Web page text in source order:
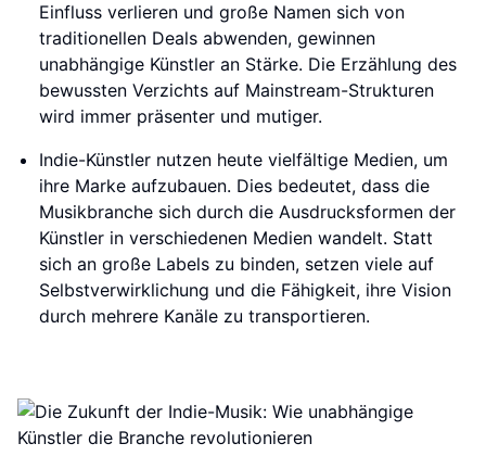
Einfluss verlieren und große Namen sich von
traditionellen Deals abwenden, gewinnen
unabhängige Künstler an Stärke. Die Erzählung des
bewussten Verzichts auf Mainstream-Strukturen
wird immer präsenter und mutiger.
Indie-Künstler nutzen heute vielfältige Medien, um
ihre Marke aufzubauen. Dies bedeutet, dass die
Musikbranche sich durch die Ausdrucksformen der
Künstler in verschiedenen Medien wandelt. Statt
sich an große Labels zu binden, setzen viele auf
Selbstverwirklichung und die Fähigkeit, ihre Vision
durch mehrere Kanäle zu transportieren.